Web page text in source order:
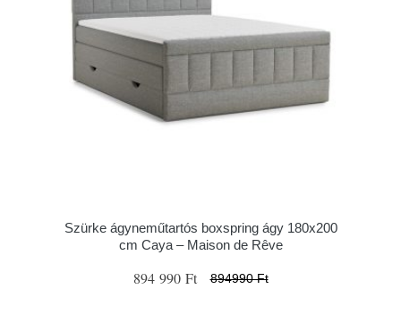
Szürke ágyneműtartós boxspring ágy 180x200
cm Caya – Maison de Rêve
894 990 Ft 894990 Ft